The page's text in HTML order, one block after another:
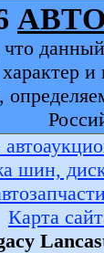
характер
шин,
Карта